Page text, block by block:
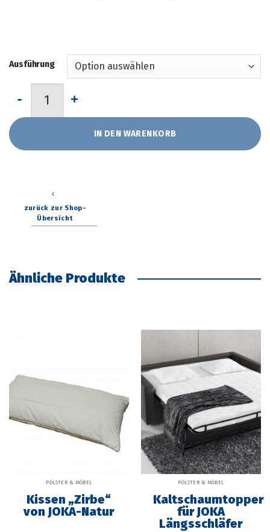
Ausführung
IN DEN WARENKORB
zurück zur Shop-
Übersicht
Ähnliche Produkte
PÖLSTER & MÖBEL
Kissen „Zirbe“
von JOKA-Natur
PÖLSTER & MÖBEL
Kaltschaumtopper
für JOKA
Längsschläfer